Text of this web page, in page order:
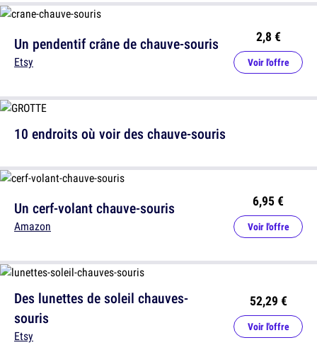
10 endroits où voir des chauve-souris
Un cerf-volant chauve-souris
Amazon
6,95 €
Voir l'offre
Un pendentif crâne de chauve-souris
Etsy
2,8 €
Voir l'offre
Des lunettes de soleil chauves-
souris
Etsy
52,29 €
Voir l'offre